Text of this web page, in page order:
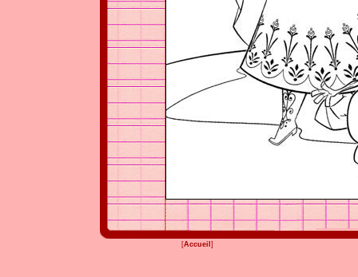
[Accueil ]